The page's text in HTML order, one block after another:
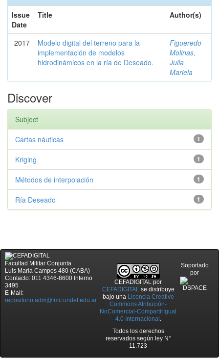
Issue
Date
Title Author(s)
2017
Modelo digital del terreno para la
implementación de modelos
hidrodinámicos en la ría de Deseado.
Figueredo
Molinas,
Julia
Mariela
Discover
Subject
1
Cartas náuticas
1
Kriging
1
Métodos de interpolación
1
Ría Deseado
Facultad Militar Conjunta
Luis María Campos 480 (CABA)
Contacto: 011 4346-8600 Interno
3495
E-Mail:
repositorio.adm@fmc.undef.edu.ar
CEFADIGITAL por
CEFADIGITALse distribuye
bajo una Licencia Creative
Commons Atribución-
NoComercial-CompartirIgual
4.0 Internacional .
Todos los derechos
reservados según ley N°
11.723
Soportado
por